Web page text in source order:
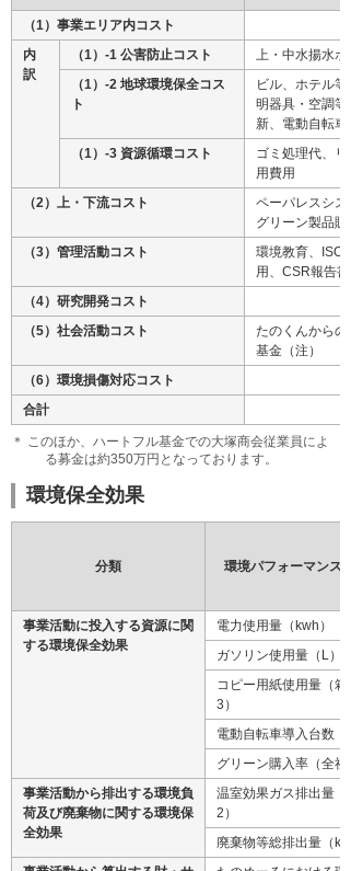
（1）事業エリア内コスト
内
訳
（1）-1 公害防止コスト
上・中水揚水ポ
（1）-2 地球環境保全コス
ト
ビル、ホテル等
明器具・空調等
新、電動自転車
（1）-3 資源循環コスト
ゴミ処理代、リ
用費用
（2）上・下流コスト
ペーパレスシス
グリーン製品販
（3）管理活動コスト
環境教育、
用、CSR報告書
（4）研究開発コスト
（5）社会活動コスト
たのくんからの
基金（注）
（6）環境損傷対応コスト
合計
＊ このほか、ハートフル基金での大塚商会従業員によ
る募金は約350万円となっております。
環境保全効果
分類 環境パフォーマンス
事業活動に投入する資源に関
する環境保全効果
電力使用量（kwh）（
ガソリン使用量（L）
コピー用紙使用量（箱
3）
電動自転車導入台数（
グリーン購入率（全社
事業活動から排出する環境負
荷及び廃棄物に関する環境保
全効果
温室効果ガス排出量（
2）
廃棄物等総排出量（kg